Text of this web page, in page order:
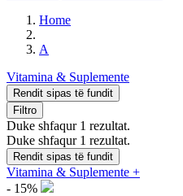
Home
A
Vitamina & Suplemente
Rendit sipas të fundit
Filtro
Duke shfaqur 1 rezultat.
Duke shfaqur 1 rezultat.
Rendit sipas të fundit
Vitamina & Suplemente +
- 15%